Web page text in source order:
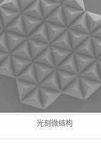
光刻微结构